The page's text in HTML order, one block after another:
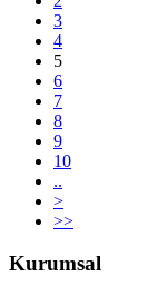
3
4
5
6
7
8
9
10
..
>
>>
Kurumsal